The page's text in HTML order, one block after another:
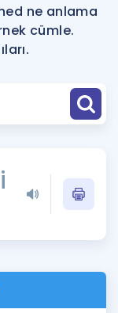
ne anlama
cümle.